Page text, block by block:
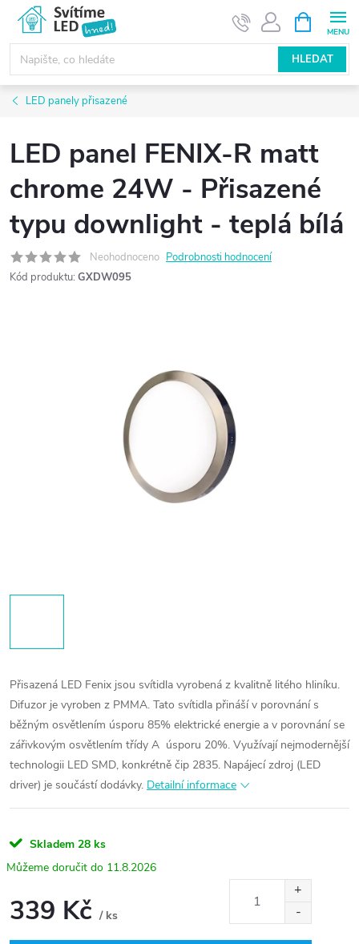
obsah
HLEDAT
NÁKUPNÍ
KOŠÍK
LED panely přisazené
LED panel FENIX-R matt
chrome 24W - Přisazené
typu downlight - teplá bílá
Neohodnoceno Podrobnosti hodnocení
Kód produktu: GXDW095
Přisazená LED Fenix jsou svítidla vyrobená z kvalitně litého hliníku.
Difuzor je vyroben z PMMA. Tato svítidla přináší v porovnání s
běžným osvětlením úsporu 85% elektrické energie a v porovnání se
zářivkovým osvětlením třídy A úsporu 20%. Využívají nejmodernější
technologii LED SMD, konkrétně čip 2835. Napájecí zdroj (LED
driver) je součástí dodávky. Detailní informace
Skladem 28 ks
11.8.2026
339 Kč / ks